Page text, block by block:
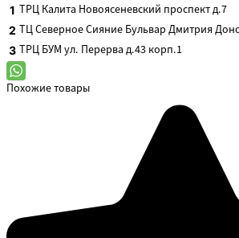
1 ТРЦ Калита Новоясеневский проспект д.7
2 ТЦ Северное Сияние Бульвар Дмитрия
3 ТРЦ БУМ ул. Перерва д.43 корп.1
Похожие товары